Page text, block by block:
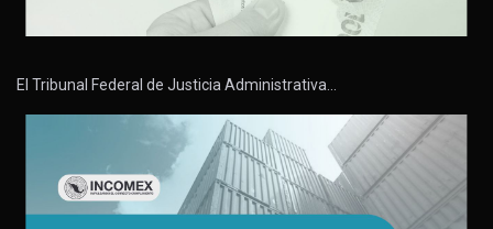
El Tribunal Federal de Justicia Administrativa…